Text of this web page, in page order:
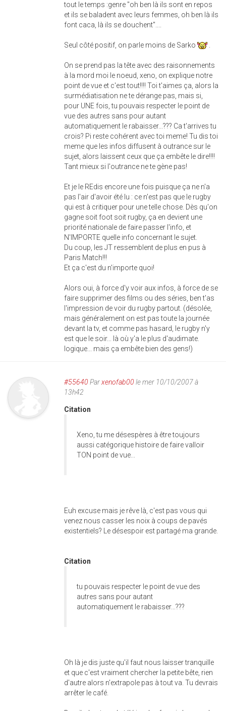
tout le temps :genre "oh ben là ils sont en repos
et ils se baladent avec leurs femmes, oh ben là ils
font caca, là ils se douchent"....
Seul côté positif, on parle moins de Sarko
On se prend pas la tête avec des raisonnements
à la mord moi le noeud, xeno, on explique notre
point de vue et c'est tout!!!! Toi t'aimes ça, alors la
surmédiatisation ne te dérange pas, mais si,
pour UNE fois, tu pouvais respecter le point de
vue des autres sans pour autant
automatiquement le rabaisser...??? Ca t'arrives tu
crois? Pi reste cohérent avec toi meme! Tu dis toi
meme que les infos diffusent à outrance sur le
sujet, alors laissent ceux que ça embête le dire!!!!
Tant mieux si l'outrance ne te gène pas!
Et je le REdis encore une fois puisque ça ne n'a
pas l'air d'avoir été lu : ce n'est pas que le rugby
qui est à critiquer pour une telle chose. Dès qu'on
gagne soit foot soit rugby, ça en devient une
priorité nationale de faire passer l'info, et
N'IMPORTE quelle info concernant le sujet.
Du coup, les JT ressemblent de plus en pus à
Paris Match!!!
Et ça c'est du n'importe quoi!
Alors oui, à force d'y voir aux infos, à force de se
faire supprimer des films ou des séries, ben t'as
l'impression de voir du rugby partout. (désolée,
mais généralement on est pas toute la journée
devant la tv, et comme pas hasard, le rugby n'y
est que le soir... là où y'a le plus d'audimate.
logique... mais ça embête bien des gens!)
#55640 Parxenofab00 le mer 10/10/2007 à
13h42
Citation
Xeno, tu me désespères à être toujours
aussi catégorique histoire de faire valloir
TON point de vue...
Euh excuse mais je rêve là, c'est pas vous qui
venez nous casser les noix à coups de pavés
existentiels? Le désespoir est partagé ma grande.
Citation
tu pouvais respecter le point de vue des
autres sans pour autant
automatiquement le rabaisser...???
Oh là je dis juste qu'il faut nous laisser tranquille
et que c'est vraiment chercher la petite bête, rien
d'autre alors n'extrapole pas à tout va. Tu devrais
arrêter le café.